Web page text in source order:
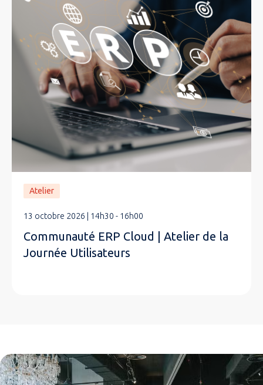
Atelier
13 octobre 2026 | 14h30 - 16h00
Communauté ERP Cloud | Atelier de la
Journée Utilisateurs